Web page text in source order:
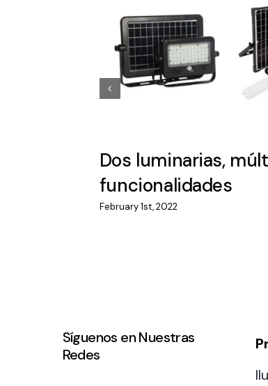
Dos luminarias,
funcionalidades
February 1st, 2022
Síguenos en Nuestras
Redes